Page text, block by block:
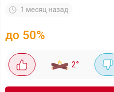
1 месяц назад
до 50%
2°